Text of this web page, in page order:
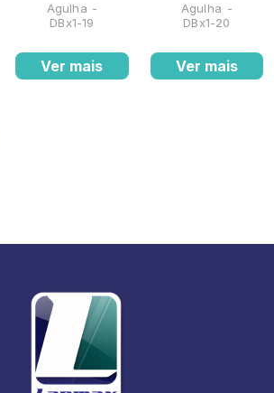
Agulha -
DBx1-19
Ver mais
Agulha -
DBx1-20
Ver mais